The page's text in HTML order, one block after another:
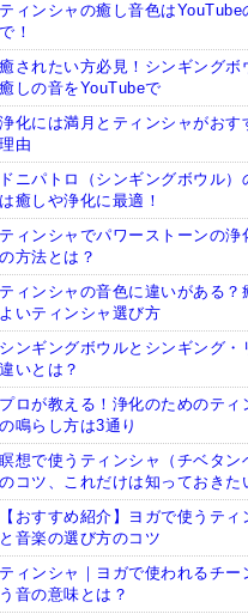
ティンシャの癒し音色はYouTube
で！
癒されたい方必見！シンギングボ
癒しの音をYouTubeで
浄化には満月とティンシャがおす
理由
ドニパトロ（シンギングボウル）
は癒しや浄化に最適！
ティンシャでパワーストーンの浄
の方法とは？
ティンシャの音色に違いがある？
よいティンシャ選び方
シンギングボウルとシンギング・
違いとは？
プロが教える！浄化のためのティ
の鳴らし方は3通り
瞑想で使うティンシャ（チベタン
のコツ、これだけは知っておきた
【おすすめ紹介】ヨガで使うティ
と音楽の選び方のコツ
ティンシャ｜ヨガで使われるチー
う音の意味とは？